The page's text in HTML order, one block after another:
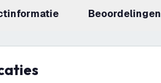
beoordelingen